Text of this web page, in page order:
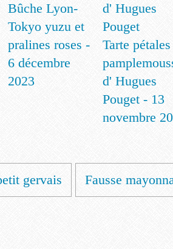
Bûche Lyon-
Tokyo yuzu et
pralines roses -
6 décembre
2023
Tarte
d' Hugues
Pouget - 13
novembre
gervais Fausse